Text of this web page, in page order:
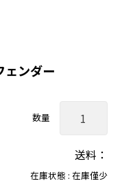
ンダー
在庫状態 : 在庫僅少
数量
送料：